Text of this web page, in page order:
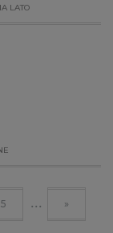
LATO
5 ... »